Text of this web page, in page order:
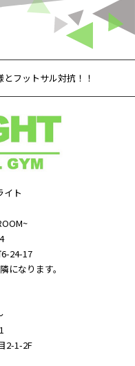
フットサル対抗！！
イト
24-17
になります。
2-1-2F